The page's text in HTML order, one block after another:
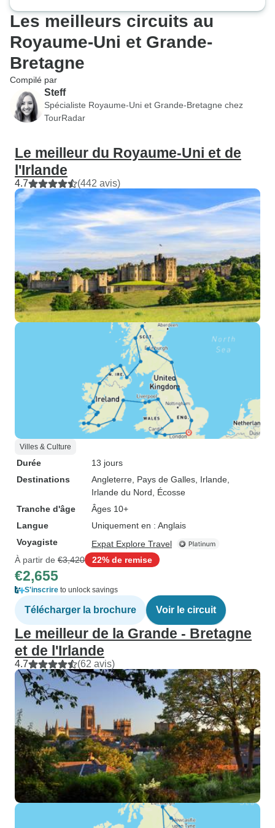
Les meilleurs circuits au
Royaume-Uni et Grande-
Bretagne
Compilé par
Steff
Spécialiste Royaume-Uni et Grande-Bretagne chez
TourRadar
Le meilleur du Royaume-Uni et de
l'Irlande
4.7 (442 avis)
Villes & Culture
Durée
13 jours
Destinations
Angleterre , Pays de Galles , Irlande
Irlande du Nord , Écosse
Tranche d'âge
Âges 10+
Langue
Uniquement en : Anglais
Voyagiste
Expat Explore Travel
À partir de €3,420 22% de remise
€2,655
S'inscrire to unlock savings
Télécharger la brochure Voir le circuit
Le meilleur de la Grande - Bretagne
et de l'Irlande
4.7 (62 avis)